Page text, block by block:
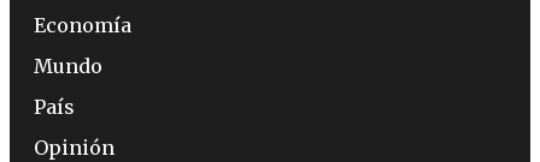
Economía
Mundo
País
Opinión